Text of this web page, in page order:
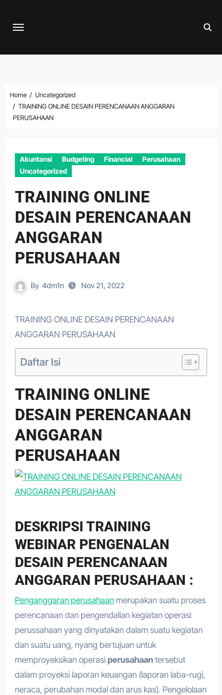
Home
Uncategorized
TRAINING ONLINE DESAIN PERENCANAAN ANGGARAN
PERUSAHAAN
Akuntansi Budgeting Financial
Perusahaan
Uncategorized
TRAINING ONLINE
DESAIN PERENCANAAN
ANGGARAN
PERUSAHAAN
By 4dm1n Nov 21, 2022
TRAINING ONLINE DESAIN PERENCANAAN
ANGGARAN PERUSAHAAN
Daftar Isi
TRAINING ONLINE
DESAIN PERENCANAAN
ANGGARAN
PERUSAHAAN
DESKRIPSI TRAINING
WEBINAR PENGENALAN
DESAIN PERENCANAAN
ANGGARAN PERUSAHAAN :
Penganggaran perusahaanmerupakan suatu proses
perencanaan dan pengendalian kegiatan operasi
perussahaan yang dinyatakan dalam suatu kegiatan
dan suatu uang, nyang bertujuan untuk
memproyeksikan operasi perusahaantersebut
dalam proyeksi laporan keuangan (laporan laba-rugi,
neraca, perubahan modal dan arus kas). Pengelolaan